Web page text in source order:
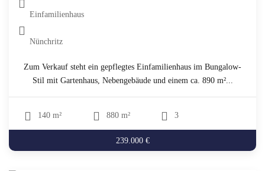
Einfamilienhaus
Nünchritz
Zum Verkauf steht ein gepflegtes Einfamilienhaus im Bungalow-
Stil mit Gartenhaus, Nebengebäude und einem ca. 890 m²...
140 m² 880 m² 3
239.000 €